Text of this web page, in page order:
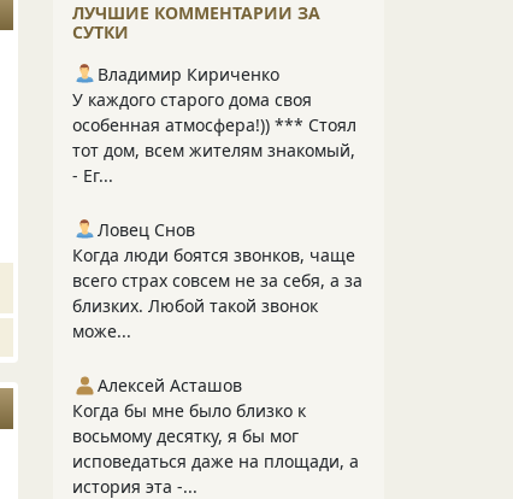
ЛУЧШИЕ КОММЕНТАРИИ ЗА
СУТКИ
Владимир Кириченко
У каждого старого дома своя
особенная атмосфера!)) *** Стоял
тот дом, всем жителям знакомый,
- Ег...
Ловец Снов
Когда люди боятся звонков, чаще
всего страх совсем не за себя, а за
близких. Любой такой звонок
може...
Алексей Асташов
Когда бы мне было близко к
восьмому десятку, я бы мог
исповедаться даже на площади, а
история эта -...